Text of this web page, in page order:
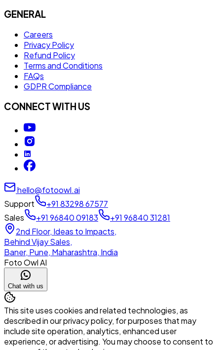
GENERAL
Careers
Privacy Policy
Refund Policy
Terms and Conditions
FAQs
GDPR Compliance
CONNECT WITH US
hello@fotoowl.ai
Support
+91 83298 67577
Sales
+91 96840 09183
+91 96840 31281
2nd Floor, Ideas to Impacts,
Behind Vijay Sales,
Baner, Pune, Maharashtra, India
Foto Owl AI
Chat with us
This site uses cookies and related technologies, as
described in our privacy policy, for purposes that may
include site operation, analytics, enhanced user
experience, or advertising. You may choose to consent to